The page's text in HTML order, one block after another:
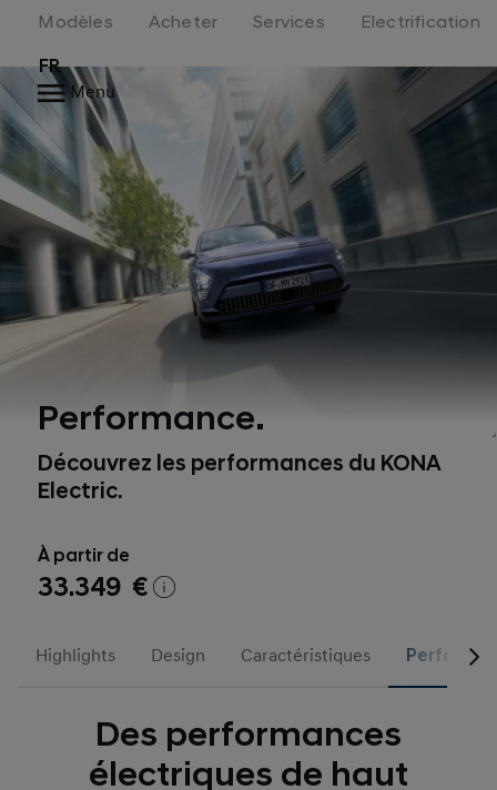
Modèles Acheter Services Electrification
FR
Menu
Performance.
Découvrez les performances du KONA
Electric.
À partir de
33.349 €
Highlights Design Caractéristiques
Des performances
électriques de haut